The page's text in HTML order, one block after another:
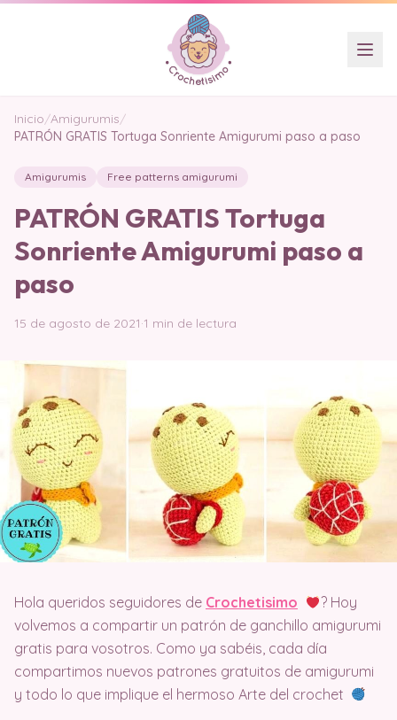
Inicio/Amigurumis/
PATRÓN GRATIS Tortuga Sonriente Amigurumi paso a paso
Amigurumis Free patterns amigurumi
PATRÓN GRATIS Tortuga
Sonriente Amigurumi paso a
paso
15 de agosto de 2021·1 min de lectura
Hola queridos seguidores de Crochetisimo
? Hoy
volvemos a compartir un patrón de ganchillo amigurumi
gratis para vosotros. Como ya sabéis, cada día
compartimos nuevos patrones gratuitos de amigurumi
y todo lo que implique el hermoso Arte del crochet